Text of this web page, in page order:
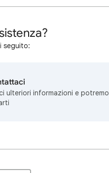
seguito:
ulteriori informazioni e potremo